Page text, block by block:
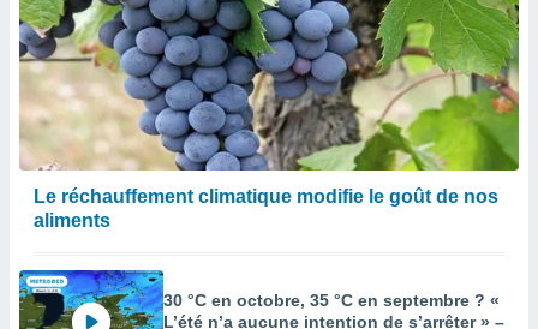
Le réchauffement climatique modifie le goût de nos
aliments
30 °C en octobre, 35 °C en septembre ? «
L’été n’a aucune intention de s’arrêter » –